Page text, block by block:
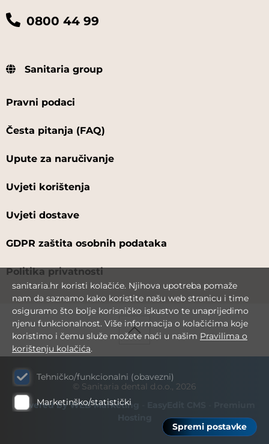
0800 44 99
Sanitaria group
Pravni podaci
Česta pitanja (FAQ)
Upute za naručivanje
Uvjeti korištenja
Uvjeti dostave
GDPR zaštita osobnih podataka
Politika privatnosti
© Sanitaria dental d.o.o., 2026
Powered by WEB Marketing
sanitaria.hr koristi kolačiće. Njihova upotreba pomaže
nam da saznamo kako koristite našu web stranicu i time
osiguramo što bolje korisničko iskustvo te unaprijedimo
njenu funkcionalnost. Više informacija o kolačićima koje
koristimo i čemu služe možete naći u našim Pravilima o
korištenju kolačića.
Tehničko/funkcionalni (obavezni)
Marketinško/statistički
Spremi postavke